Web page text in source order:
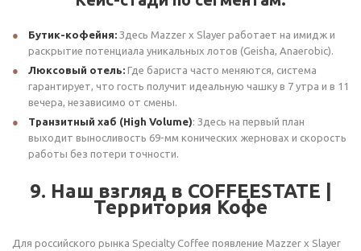
Бутик-кофейня: Здесь Mazzer x Slayer работает на имидж и
раскрытие потенциала уникальных лотов (Geisha, Anaerobic).
Люксовый отель: Где бариста часто меняются, система
гарантирует, что гость получит идеальную чашку в 7 утра и в 11
вечера, независимо от смены.
Транзитный хаб (High Volume): Здесь на первый план
выходит выносливость 69-мм конических жерновах и скорость
работы без потери точности.
9. Наш взгляд в COFFEESTATE |
Территория Кофе
Для российского рынка Specialty Coffee появление Mazzer x Slayer